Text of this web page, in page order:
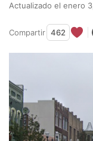
Actualizado el enero
Compartir 462